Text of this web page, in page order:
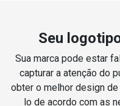
Seu
Sua marca pode estar
capturar a atenção do
obter o melhor design
lo de acordo com as